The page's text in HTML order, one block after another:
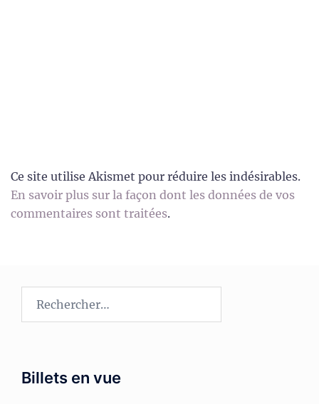
Ce site utilise Akismet pour réduire les indésirables.
En savoir plus sur la façon dont les données de vos
commentaires sont traitées.
Billets en vue